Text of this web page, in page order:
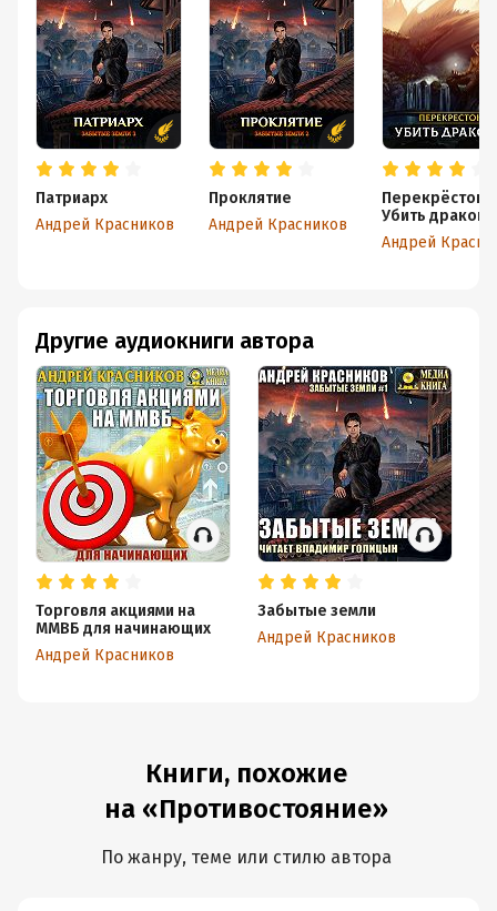
Патриарх
Андрей Красников
Проклятие
Андрей Красников
Перекрёсток.
Убить дракона
Другие аудиокниги автора
Торговля акциями на
ММВБ для начинающих
Андрей Красников
Забытые земли
Андрей Красников
Книги, похожие
на «Противостояние»
По жанру, теме или стилю автора